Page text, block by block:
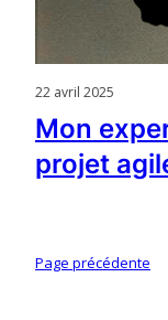
22 avril 2025
Mon
projet
Page précédente